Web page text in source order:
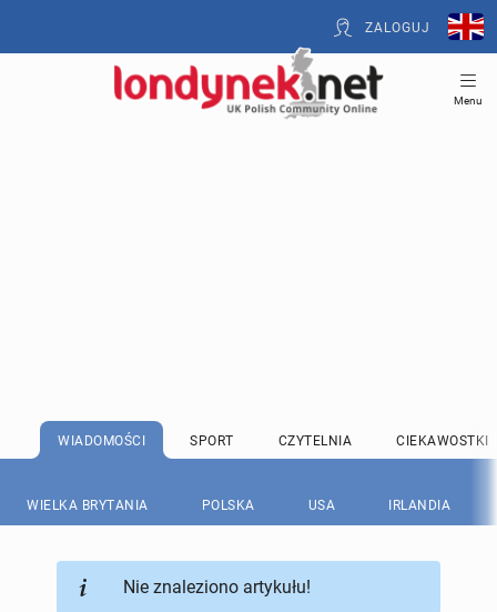
ZALOGUJ
Menu
WIADOMOŚCI SPORT CZYTELNIA CIEKAWOSTKI
WIELKA BRYTANIA POLSKA USA IRLANDIA
Nie znaleziono artykułu!